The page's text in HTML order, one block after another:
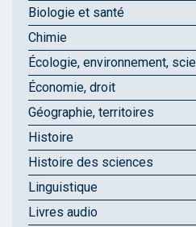
Biologie et santé
Chimie
Écologie, environnement,
Économie, droit
Géographie, territoires
Histoire
Histoire des sciences
Linguistique
Livres audio